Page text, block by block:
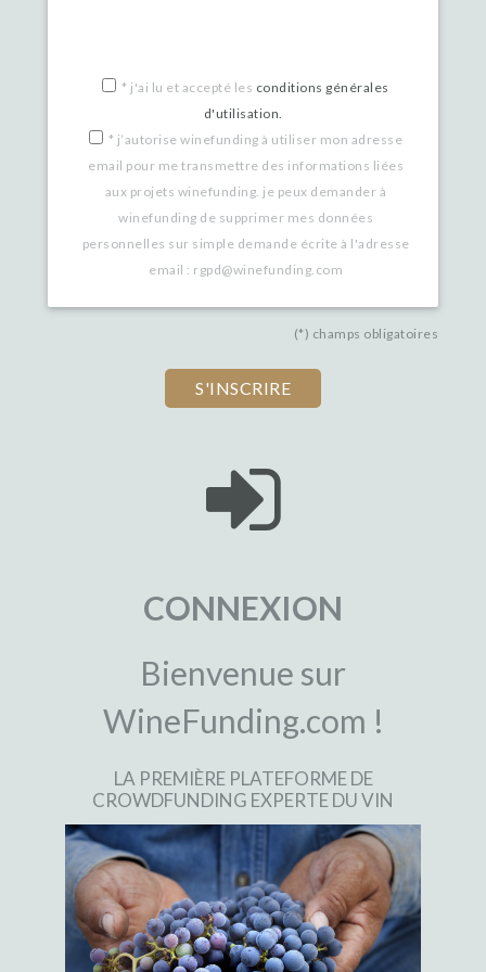
ignore
* j'ai lu et accepté les conditions générales
d'utilisation.
* j’autorise winefunding à utiliser mon adresse
email pour me transmettre des informations liées
aux projets winefunding. je peux demander à
winefunding de supprimer mes données
personnelles sur simple demande écrite à l'adresse
email : rgpd@winefunding.com
(*) champs obligatoires
CONNEXION
Bienvenue sur
WineFunding.com !
LA PREMIÈRE PLATEFORME DE
CROWDFUNDING EXPERTE DU VIN